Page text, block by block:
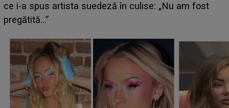
izbucnesc din senin în jurul ei, iar o situație dificilă
scapă de sub control